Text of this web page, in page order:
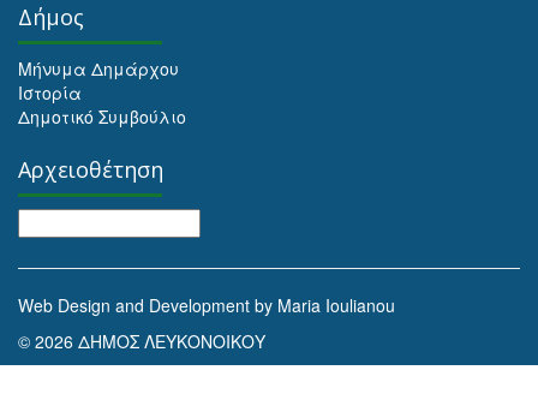
Δήμος
Μήνυμα Δημάρχου
Ιστορία
Δημοτικό Συμβούλιο
Αρχειοθέτηση
Web Design and Development by Maria Ioulianou
© 2026 ΔΗΜΟΣ ΛΕΥΚΟΝΟΙΚΟΥ